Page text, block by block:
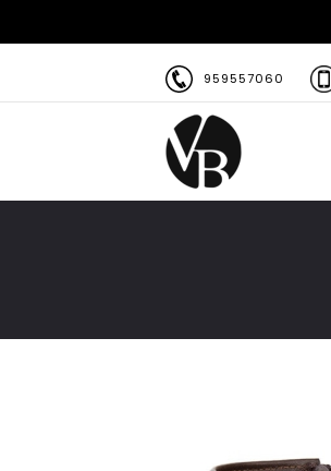
959557060